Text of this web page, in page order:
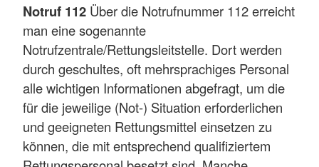
Notruf 112 Über die Notrufnummer 112 erreicht
man eine sogenannte
Notrufzentrale/Rettungsleitstelle. Dort werden
durch geschultes, oft mehrsprachiges Personal
alle wichtigen Informationen abgefragt, um die
für die jeweilige (Not-) Situation erforderlichen
und geeigneten Rettungsmittel einsetzen zu
können, die mit entsprechend qualifiziertem